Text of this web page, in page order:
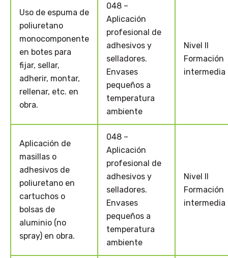
Uso de espuma de
poliuretano
monocomponente
en botes para
fijar, sellar,
adherir, montar,
rellenar, etc. en
obra.
048 –
Aplicación
profesional de
adhesivos y
selladores.
Envases
pequeños a
temperatura
ambiente
Nivel II
Formación
intermedia
Aplicación de
masillas o
adhesivos de
poliuretano en
cartuchos o
bolsas de
aluminio (no
spray) en obra.
048 –
Aplicación
profesional de
adhesivos y
selladores.
Envases
pequeños a
temperatura
ambiente
Nivel II
Formación
intermedia